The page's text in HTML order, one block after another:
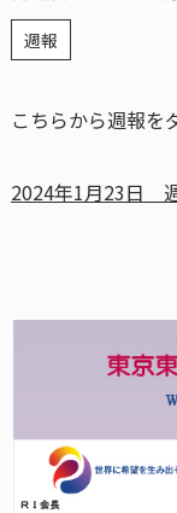
週報
こちらから週報を
2024年1月23日